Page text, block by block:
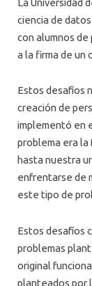
EVENTOS
La Universidad
ciencia de
con alumnos
a la firma de un
Estos desafíos
creación de
implementó en
problema era
hasta nuestra
enfrentarse de
este tipo de
Estos desafíos
problemas
original
planteados por